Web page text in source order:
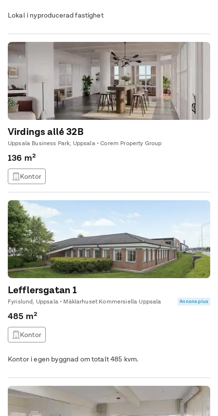
Lokal i nyproducerad fastighet
Virdings allé 32B
Uppsala Business Park, Uppsala • Corem Property Group
136 m²
Kontor
Lefflersgatan 1
Fyrislund, Uppsala • Mäklarhuset Kommersiella Uppsala Annons plus
485 m²
Kontor
Kontor i egen byggnad om totalt 485 kvm.